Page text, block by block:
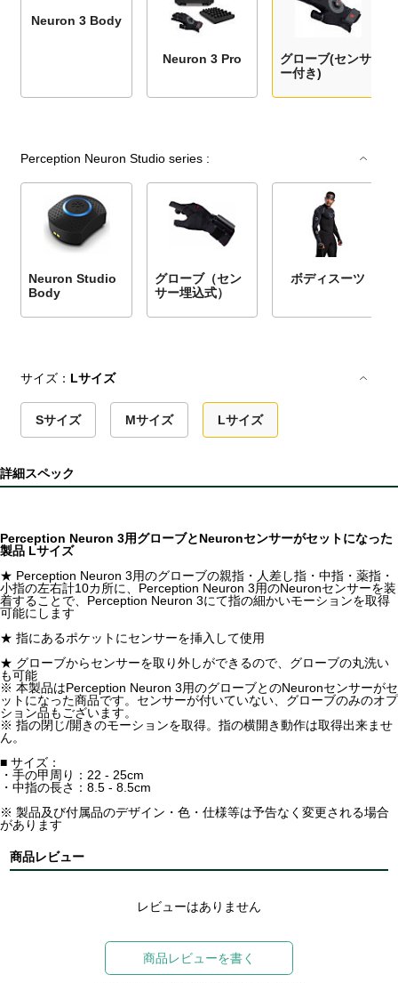
Neuron 3 Body
Neuron 3 Pro
グローブ(センサ
ー付き)
Perception Neuron Studio series :
Neuron Studio
Body
グローブ（セン
サー埋込式）
ボディスーツ
サイズ： Lサイズ
Sサイズ Mサイズ Lサイズ
詳細スペック
Perception Neuron 3用グローブとNeuronセンサーがセットになった
製品 Lサイズ
★ Perception Neuron 3用のグローブの親指・人差し指・中指・薬指・
小指の左右計10カ所に、Perception Neuron 3用のNeuronセンサーを装
着することで、Perception Neuron 3にて指の細かいモーションを取得
可能にします
★ 指にあるポケットにセンサーを挿入して使用
★ グローブからセンサーを取り外しができるので、グローブの丸洗い
も可能
※ 本製品はPerception Neuron 3用のグローブとのNeuronセンサーがセ
ットになった商品です。センサーが付いていない、グローブのみのオプ
ション品もございます。
※ 指の閉じ/開きのモーションを取得。指の横開き動作は取得出来ませ
ん。
■ サイズ：
・手の甲周り：22 - 25cm
・中指の長さ：8.5 - 8.5cm
※ 製品及び付属品のデザイン・色・仕様等は予告なく変更される場合
があります
商品レビュー
レビューはありません
商品レビューを書く